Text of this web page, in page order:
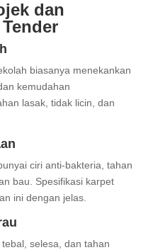
dan
biasanya menekankan
kemudahan
lasak, tidak licin, dan
ciri anti-bakteria, tahan
bau. Spesifikasi karpet
ini dengan jelas.
selesa, dan tahan